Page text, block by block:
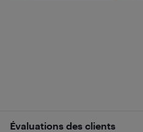
Évaluations des clients